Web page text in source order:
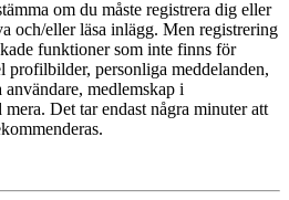
om du måste registrera dig eller
och/eller läsa inlägg. Men registrering
funktioner som inte finns för
profilbilder, personliga meddelanden,
medlemskap i
Det tar endast några minuter att